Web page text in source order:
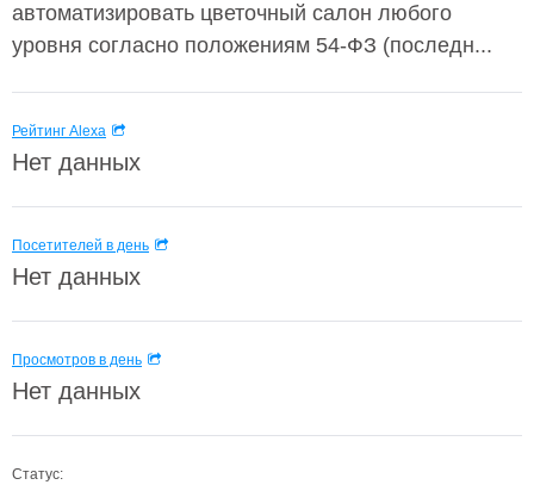
автоматизировать цветочный салон любого
уровня согласно положениям 54-ФЗ (последн...
Рейтинг Alexa
Нет данных
Посетителей в день
Нет данных
Просмотров в день
Нет данных
Статус: